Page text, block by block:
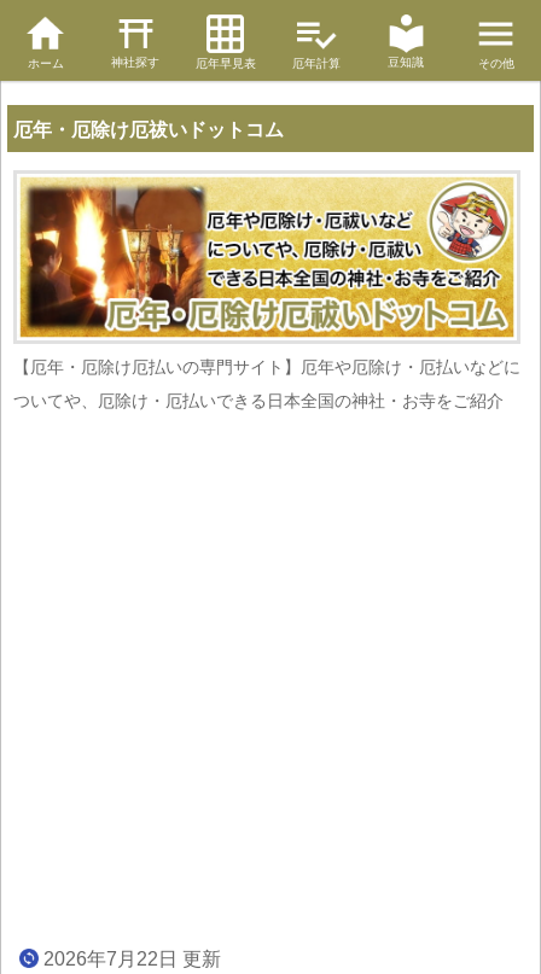
ホーム 神社探す 厄年早見表 厄年計算 豆知識 その他
厄年・厄除け厄祓いドットコム
【厄年・厄除け厄払いの専門サイト】厄年や厄除け・厄払いなどに
ついてや、厄除け・厄払いできる日本全国の神社・お寺をご紹介
2026年7月22日 更新